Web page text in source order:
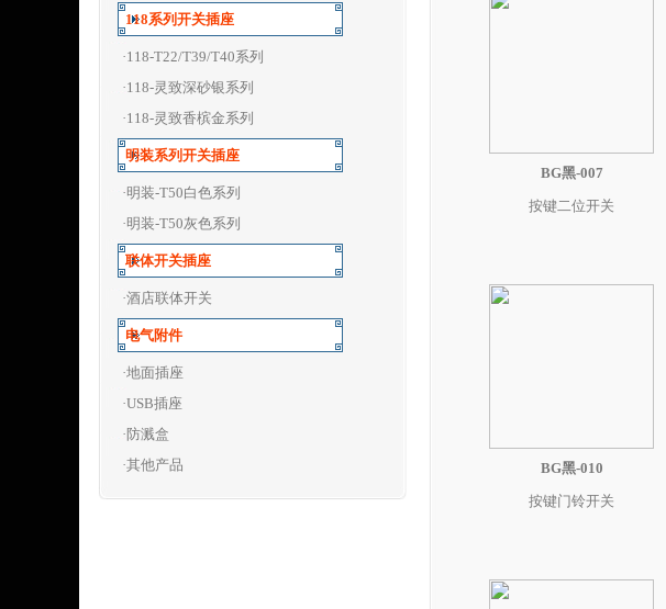
118系列开关插座
·118-T22/T39/T40系列
·118-灵致深砂银系列
·118-灵致香槟金系列
明装系列开关插座
·明装-T50白色系列
·明装-T50灰色系列
联体开关插座
·酒店联体开关
电气附件
·地面插座
·USB插座
·防溅盒
·其他产品
BG黑-007
按键二位开关
BG黑-010
按键门铃开关